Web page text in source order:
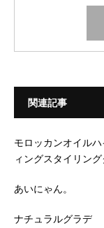
関連記事
モロッカンオイル
ィングスタイリン
あいにゃん。
ナチュラルグラデ